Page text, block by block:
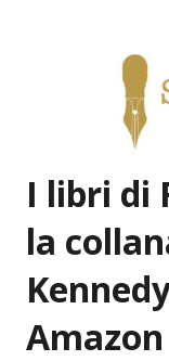
I libri di
la
Amazon